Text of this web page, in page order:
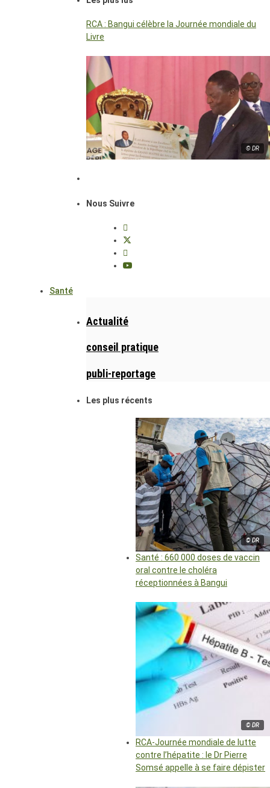
RCA : Bangui célèbre la Journée mondiale du
Livre
© DR
Nous Suivre
Santé
Actualité
conseil pratique
publi-reportage
Les plus récents
© DR
Santé : 660 000 doses de vaccin
oral contre le choléra
réceptionnées à Bangui
© DR
RCA-Journée mondiale de lutte
contre l’hépatite : le Dr Pierre
Somsé appelle à se faire dépister